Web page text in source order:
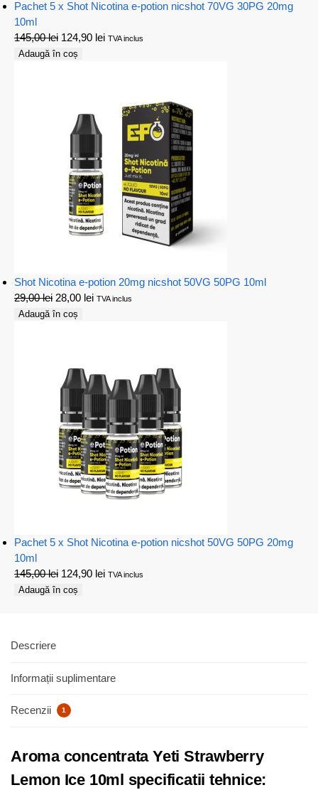
Pachet 5 x Shot Nicotina e-potion nicshot 70VG 30PG 20mg
10ml
145,00lei 124,90 lei TVA inclus
Adaugă în coș
Shot Nicotina e-potion 20mg nicshot 50VG 50PG 10ml
29,00lei 28,00 lei TVA inclus
Adaugă în coș
Pachet 5 x Shot Nicotina e-potion nicshot 50VG 50PG 20mg
10ml
145,00lei 124,90 lei TVA inclus
Adaugă în coș
Descriere
Informații suplimentare
Recenzii 1
Aroma concentrata Yeti Strawberry
Lemon Ice 10ml specificatii tehnice: